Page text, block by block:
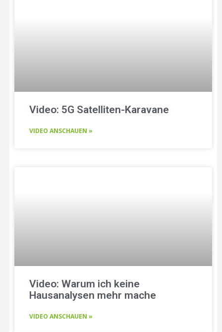
Video: 5G Satelliten-Karavane
VIDEO ANSCHAUEN »
Video: Warum ich keine
Hausanalysen mehr mache
VIDEO ANSCHAUEN »